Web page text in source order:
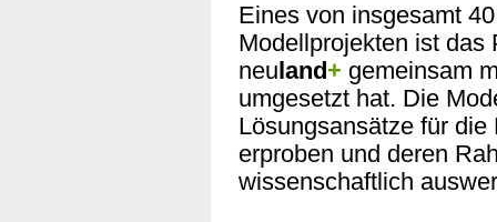
Eines von insgesamt
Modellprojekten ist das
neuland+ gemeinsam
umgesetzt hat. Die
Lösungsansätze für
erproben und deren
wissenschaftlich